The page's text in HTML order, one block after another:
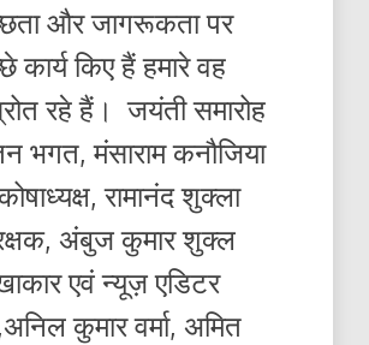
और जागरूकता पर
कार्य किए हैं हमारे वह
रहे हैं। जयंती समारोह
भगत, मंसाराम कनौजिया
रामानंद शुक्ला
अंबुज कुमार शुक्ल
एवं न्यूज़ एडिटर
कुमार वर्मा, अमित